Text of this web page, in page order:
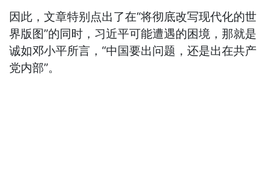
因此，文章特别点出了在“将彻底改写现代化的世
界版图”的同时，习近平可能遭遇的困境，那就是
诚如邓小平所言，“中国要出问题，还是出在共产
党内部”。